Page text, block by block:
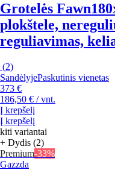
Grotelės Fawn
plokštele,
reguliavimas,
(2)
SandėlyjePaskutinis vienetas
373 €
186,50 € / vnt.
Į krepšelį
Į krepšelį
kiti variantai
+ Dydis (2)
Premium-33%
Gazzda